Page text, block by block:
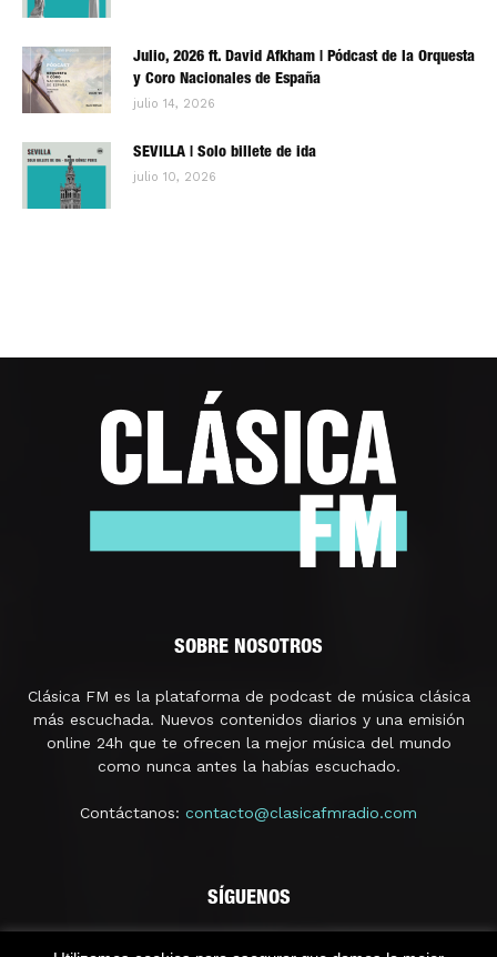
Julio, 2026 ft. David Afkham | Pódcast de la Orquesta
y Coro Nacionales de España
julio 14, 2026
SEVILLA | Solo billete de ida
julio 10, 2026
SOBRE NOSOTROS
Clásica FM es la plataforma de podcast de música clásica
más escuchada. Nuevos contenidos diarios y una emisión
online 24h que te ofrecen la mejor música del mundo
como nunca antes la habías escuchado.
Contáctanos: contacto@clasicafmradio.com
SÍGUENOS